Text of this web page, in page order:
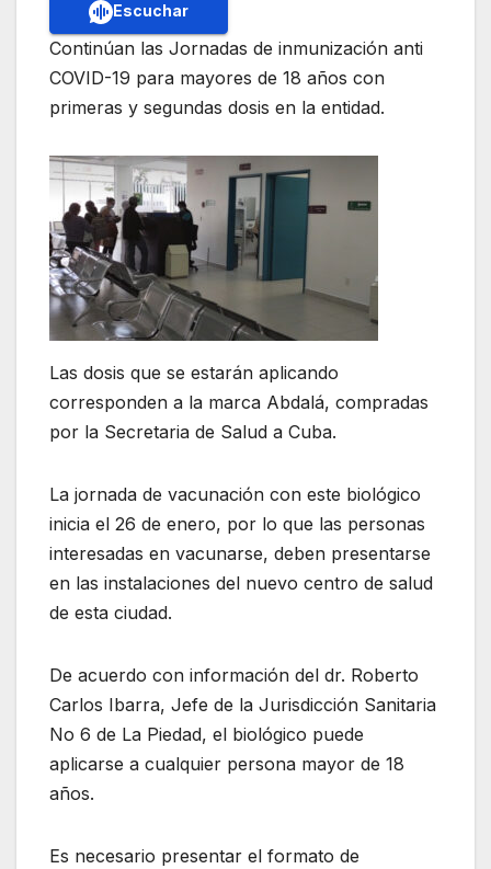
Escuchar
Continúan las Jornadas de inmunización anti
COVID-19 para mayores de 18 años con
primeras y segundas dosis en la entidad.
Las dosis que se estarán aplicando
corresponden a la marca Abdalá, compradas
por la Secretaria de Salud a Cuba.
La jornada de vacunación con este biológico
inicia el 26 de enero, por lo que las personas
interesadas en vacunarse, deben presentarse
en las instalaciones del nuevo centro de salud
de esta ciudad.
De acuerdo con información del dr. Roberto
Carlos Ibarra, Jefe de la Jurisdicción Sanitaria
No 6 de La Piedad, el biológico puede
aplicarse a cualquier persona mayor de 18
años.
Es necesario presentar el formato de